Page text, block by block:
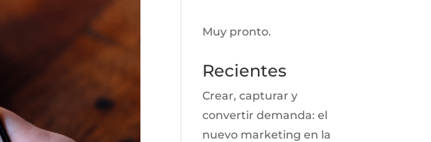
Muy pronto.
Recientes
Crear, capturar y
convertir demanda: el
nuevo marketing en la